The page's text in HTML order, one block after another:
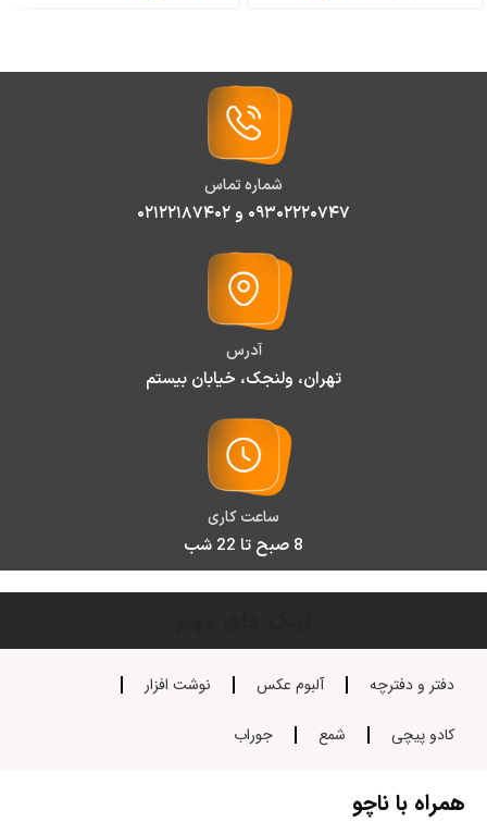
شماره تماس
۰۹۳۰۲۲۲۰۷۴۷ و ۰۲۱۲۲۱۸۷۴۰۲
آدرس
تهران، ولنجک، خیابان بیستم
ساعت کاری
8 صبح تا 22 شب
دفتر و دفترچه آلبوم عکس نوشت افزار
کادو پیچی شمع جوراب
همراه با ناچو